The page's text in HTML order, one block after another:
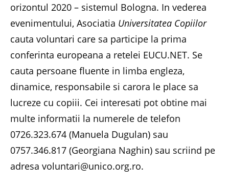
orizontul 2020 – sistemul Bologna. In vederea
evenimentului, Asociatia Universitatea Copiilor
cauta voluntari care sa participe la prima
conferinta europeana a retelei EUCU.NET. Se
cauta persoane fluente in limba engleza,
dinamice, responsabile si carora le place sa
lucreze cu copiii. Cei interesati pot obtine mai
multe informatii la numerele de telefon
0726.323.674 (Manuela Dugulan) sau
0757.346.817 (Georgiana Naghin) sau scriind pe
adresa voluntari@unico.org.ro.